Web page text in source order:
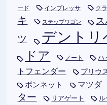
ード
インプレッサ ク
キ
ステップワゴン
ツ
デントリ
ドア
ノート ハ
トフェンダー
プリウ
ボンネット マツダ
ター
リアゲート